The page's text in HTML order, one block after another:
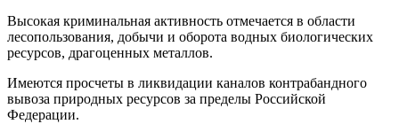
Высокая криминальная активность отмечается в области
лесопользования, добычи и оборота водных биологических
ресурсов, драгоценных металлов.
Имеются просчеты в ликвидации каналов контрабандного
вывоза природных ресурсов за пределы Российской
Федерации.